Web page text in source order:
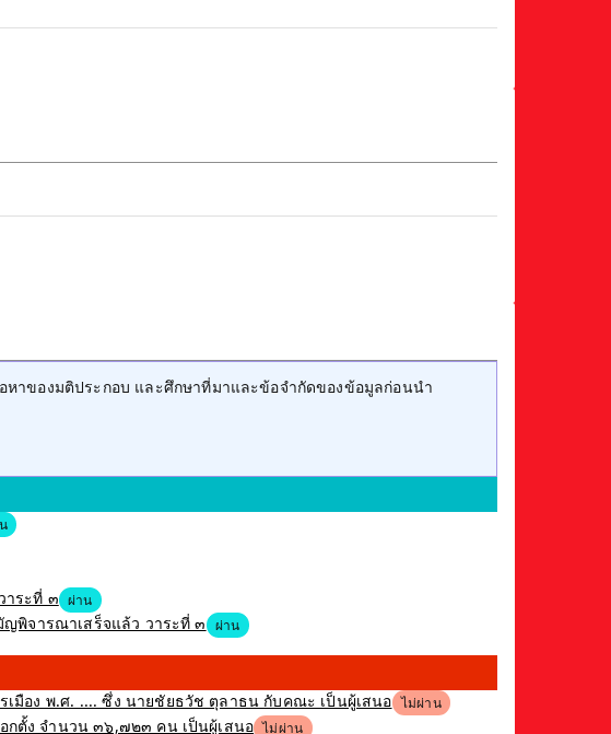
หาของมติประกอบ และศึกษาที่มาและข้อจำกัดของข้อมูลก่อนนำ
าระที่ ๓ ผ่าน
พิจารณาเสร็จแล้ว วาระที่ ๓ ผ่าน
มือง พ.ศ. .... ซึ่ง นายชัยธวัช ตุลาธน กับคณะ เป็นผู้เสนอ ไม่ผ่าน
ตั้ง จำนวน ๓๖,๗๒๓ คน เป็นผู้เสนอ ไม่ผ่าน